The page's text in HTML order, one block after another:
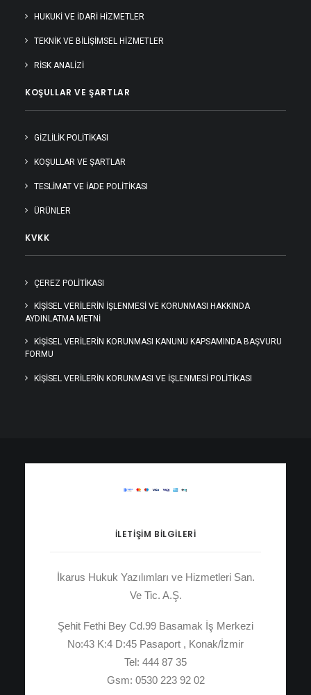
HUKUKİ VE İDARİ HİZMETLER
TEKNİK VE BİLİŞİMSEL HİZMETLER
RİSK ANALİZİ
KOŞULLAR VE ŞARTLAR
GIZLILIK POLITIKASI
KOŞULLAR VE ŞARTLAR
TESLIMAT VE İADE POLITIKASI
ÜRÜNLER
KVKK
ÇEREZ POLİTİKASI
KIŞISEL VERILERIN İŞLENMESI VE KORUNMASI HAKKINDA
AYDINLATMA METNI
KİŞİSEL VERİLERİN KORUNMASI KANUNU KAPSAMINDA BAŞVURU
FORMU
KİŞİSEL VERİLERİN KORUNMASI VE İŞLENMESİ POLİTİKASI
İLETIŞIM BILGILERI
İkarus Hukuk Yazılımları ve Hizmetleri San.
Ve Tic. A.Ş.
Şehit Fethi Bey Cd.99 Basamak İş Merkezi
No:43 K:4 D:45 Pasaport , Konak/İzmir
Tel: 444 87 35
Gsm: 0530 223 92 02